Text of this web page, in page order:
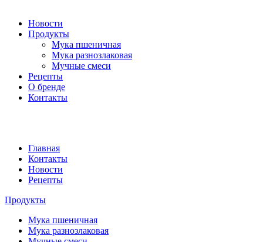
Новости
Продукты
Мука пшеничная
Мука разнозлаковая
Мучные смеси
Рецепты
О бренде
Контакты
Главная
Контакты
Новости
Рецепты
Продукты
Мука пшеничная
Мука разнозлаковая